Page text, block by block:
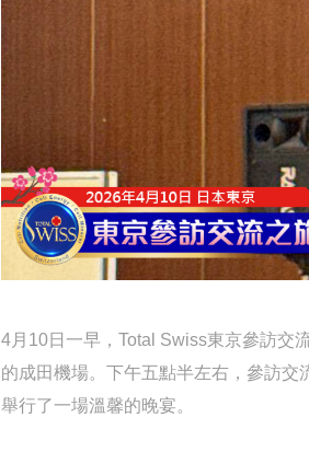
4月10日一早，Total Swiss東京參訪交
的成田機場。下午五點半左右，參訪
舉行了一場溫馨的晚宴。